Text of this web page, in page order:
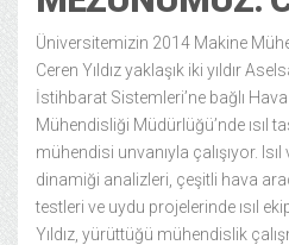
Üniversitemizin 2014 Makine
Ceren Yıldız yaklaşık iki yıldır
İstihbarat Sistemleri’ne bağlı
Mühendisliği Müdürlüğü’nde ısıl
mühendisi unvanıyla çalışıyor.
dinamiği analizleri, çeşitli hava
testleri ve uydu projelerinde ısıl
Yıldız, yürüttüğü mühendislik